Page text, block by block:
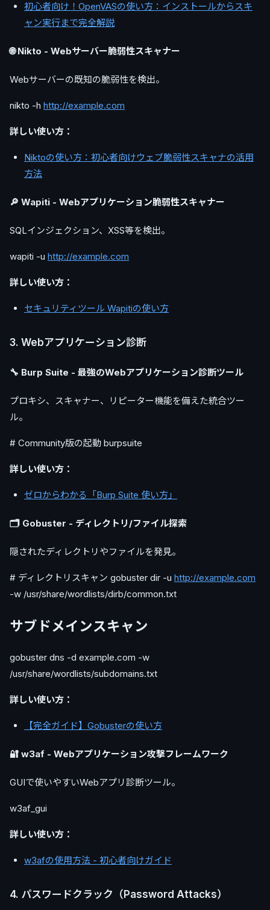
初心者向け！OpenVASの使い方：インストールからスキ
ャン実行まで完全解説
🌐 Nikto - Webサーバー脆弱性スキャナー
Webサーバーの既知の脆弱性を検出。
nikto -h http://example.com
詳しい使い方：
Niktoの使い方：初心者向けウェブ脆弱性スキャナの活用
方法
🔎 Wapiti - Webアプリケーション脆弱性スキャナー
SQLインジェクション、XSS等を検出。
wapiti -u http://example.com
詳しい使い方：
セキュリティツール Wapitiの使い方
3. Webアプリケーション診断
🔧 Burp Suite - 最強のWebアプリケーション診断ツール
プロキシ、スキャナー、リピーター機能を備えた統合ツー
ル。
# Community版の起動 burpsuite
詳しい使い方：
ゼロからわかる「Burp Suite 使い方」
🗂️ Gobuster - ディレクトリ/ファイル探索
隠されたディレクトリやファイルを発見。
# ディレクトリスキャン gobuster dir -u http://example.com
-w /usr/share/wordlists/dirb/common.txt
サブドメインスキャン
gobuster dns -d example.com -w
/usr/share/wordlists/subdomains.txt
詳しい使い方：
【完全ガイド】Gobusterの使い方
🔐 w3af - Webアプリケーション攻撃フレームワーク
GUIで使いやすいWebアプリ診断ツール。
w3af_gui
詳しい使い方：
w3afの使用方法 - 初心者向けガイド
4. パスワードクラック（Password Attacks）